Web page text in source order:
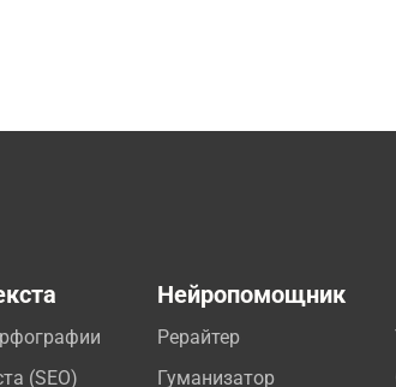
(SEO)
Нейропомощник
Рерайтер
Гуманизатор